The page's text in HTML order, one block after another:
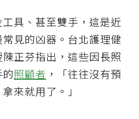
具、甚至雙手，這是近
見的凶器。台北護理健
陳正芬指出，這些因長照
照顧者 ，「往往沒有預
來就用了。」